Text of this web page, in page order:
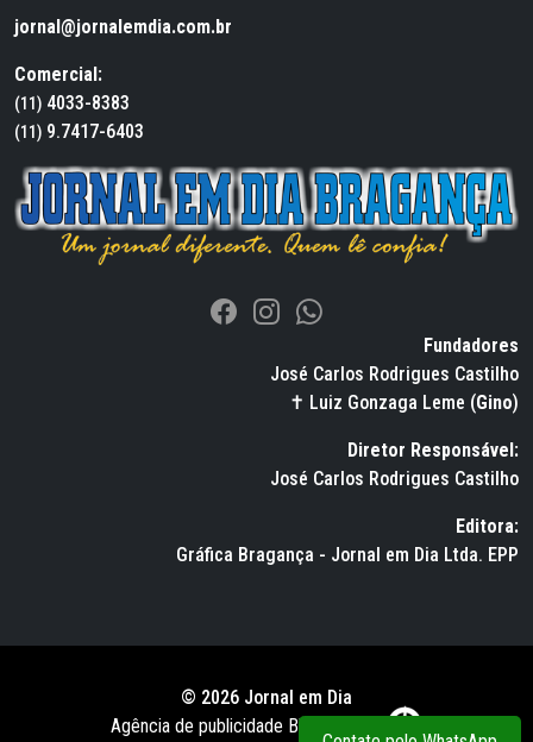
jornal@jornalemdia.com.br
Comercial:
(11) 4033-8383
(11) 9.7417-6403
Fundadores
José Carlos Rodrigues Castilho
✝ Luiz Gonzaga Leme (Gino)
Diretor Responsável:
José Carlos Rodrigues Castilho
Editora:
Gráfica Bragança - Jornal em Dia Ltda. EPP
© 2026 Jornal em Dia
Agência de publicidade BWS RUSSO